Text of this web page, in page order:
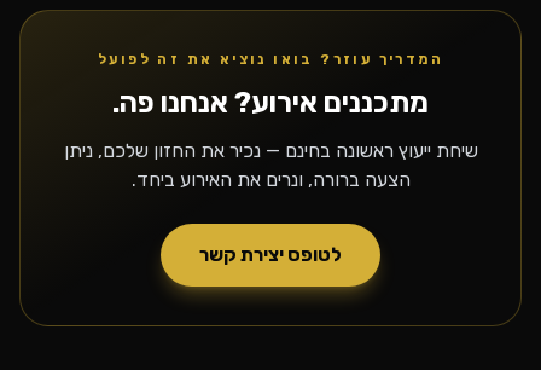
המדריך עוזר? בואו נוציא את זה לפועל
מתכננים אירוע? אנחנו פה.
שיחת ייעוץ ראשונה בחינם — נכיר את החזון שלכם, ניתן
הצעה ברורה, ונרים את האירוע ביחד.
לטופס יצירת קשר